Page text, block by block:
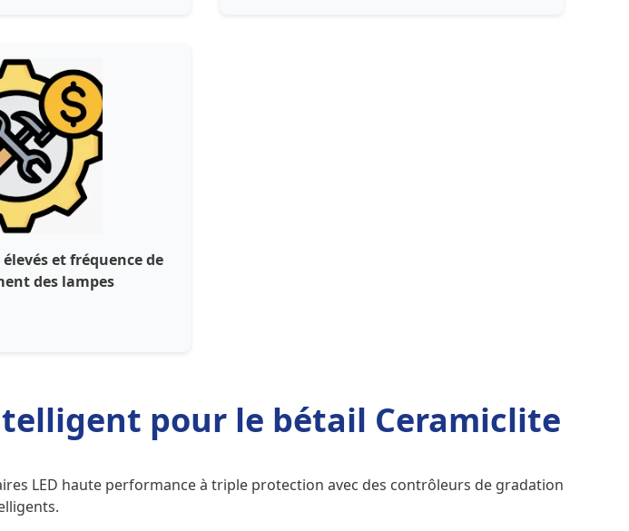
et fréquence de
des lampes
pour le bétail Ceramiclite
LED haute performance à triple protection avec des contrôleurs de gradation